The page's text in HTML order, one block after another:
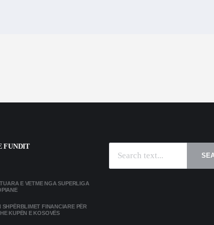
FUNDIT
E VETME NGA SUPERLIGA
SHPËRBLIMET FINANCIARE PËR
KUPËN E KOSOVËS